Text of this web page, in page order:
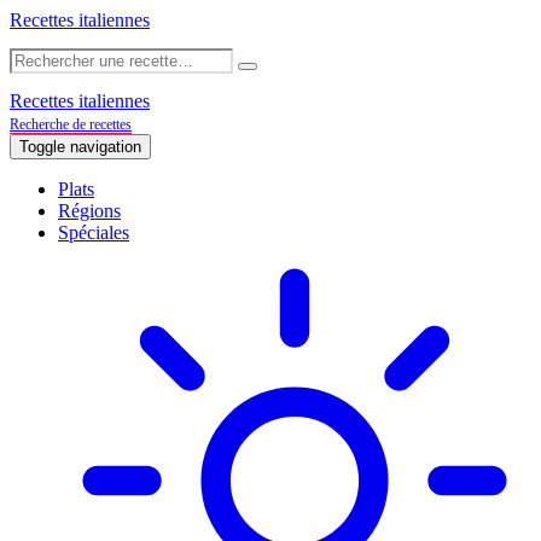
Recettes italiennes
Recettes italiennes
Recherche de recettes
Toggle navigation
Plats
Régions
Spéciales